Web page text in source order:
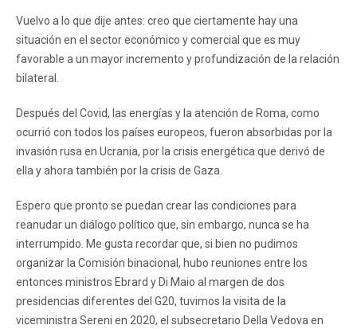
Vuelvo a lo que dije antes: creo que ciertamente hay una
situación en el sector económico y comercial que es muy
favorable a un mayor incremento y profundización de la relación
bilateral.
Después del Covid, las energías y la atención de Roma, como
ocurrió con todos los países europeos, fueron absorbidas por la
invasión rusa en Ucrania, por la crisis energética que derivó de
ella y ahora también por la crisis de Gaza.
Espero que pronto se puedan crear las condiciones para
reanudar un diálogo político que, sin embargo, nunca se ha
interrumpido. Me gusta recordar que, si bien no pudimos
organizar la Comisión binacional, hubo reuniones entre los
entonces ministros Ebrard y Di Maio al margen de dos
presidencias diferentes del G20, tuvimos la visita de la
viceministra Sereni en 2020, el subsecretario Della Vedova en